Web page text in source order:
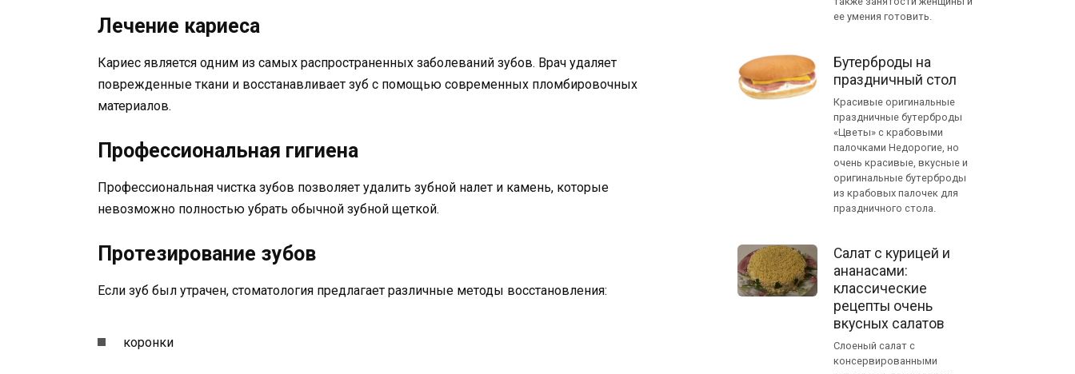
Лечение кариеса
Кариес является одним из самых распространенных заболеваний зубов. Врач удаляет
поврежденные ткани и восстанавливает зуб с помощью современных пломбировочных
материалов.
Профессиональная гигиена
Профессиональная чистка зубов позволяет удалить зубной налет и камень, которые
невозможно полностью убрать обычной зубной щеткой.
Протезирование зубов
Если зуб был утрачен, стоматология предлагает различные методы восстановления:
коронки
ее умения готовить.
Бутерброды на
праздничный стол
Красивые оригинальные
праздничные бутерброды
«Цветы» с крабовыми
палочками Недорогие, но
очень красивые, вкусные и
оригинальные бутерброды
из крабовых палочек для
праздничного стола.
Салат с курицей и
ананасами:
классические
рецепты очень
вкусных салатов
Слоеный салат с
консервированными